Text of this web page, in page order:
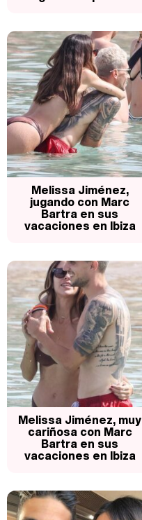
Melissa Jiménez,
jugando con Marc
Bartra en sus
vacaciones en Ibiza
Melissa Jiménez, muy
cariñosa con Marc
Bartra en sus
vacaciones en Ibiza